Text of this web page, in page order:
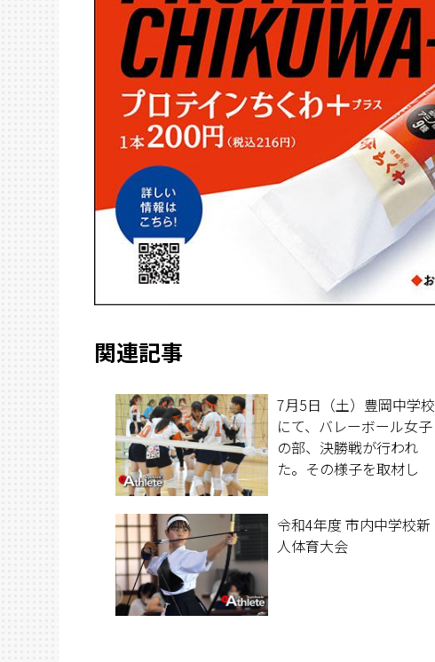
関連記事
7月5日（土）豊岡中学校
にて、バレーボール女子
の部、決勝戦が行われ
た。その様子を取材し
令和4年度 市内中学校新
人体育大会